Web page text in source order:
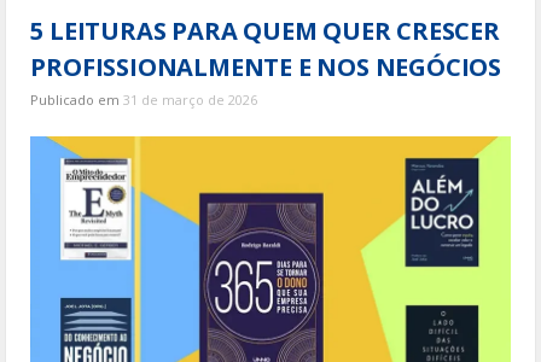
5 LEITURAS PARA QUEM QUER CRESCER
PROFISSIONALMENTE E NOS NEGÓCIOS
Publicado em31 de março de 2026